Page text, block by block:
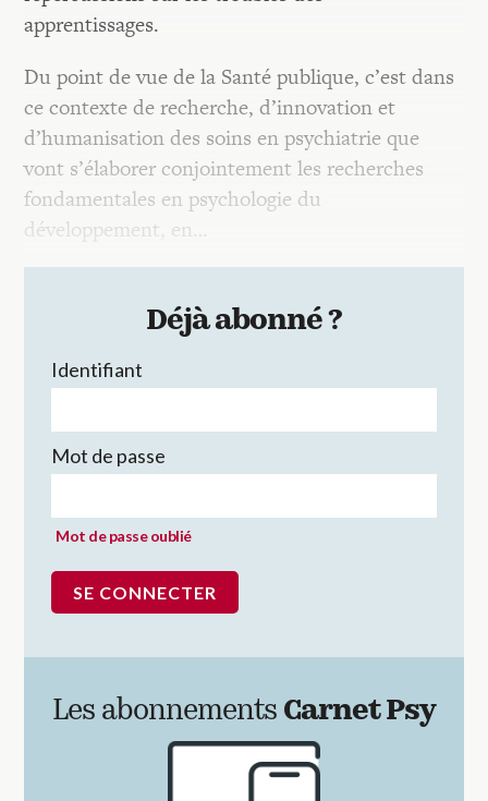
apprentissages.
Du point de vue de la Santé publique, c’est dans
ce contexte de recherche, d’innovation et
d’humanisation des soins en psychiatrie que
vont s’élaborer conjointement les recherches
fondamentales en psychologie du
développement, en…
Déjà abonné ?
Identifiant
Mot de passe
Mot de passe oublié
Les abonnements Carnet Psy